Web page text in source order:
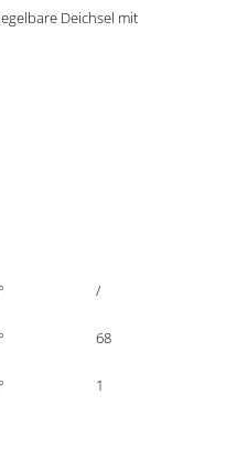
Deichsel mit
/
68
1